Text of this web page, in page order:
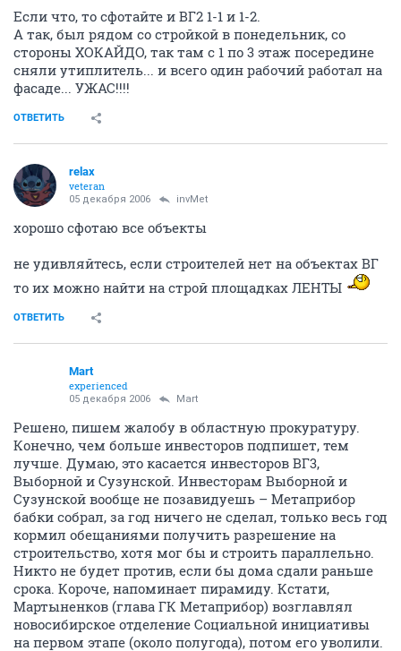
Если что, то сфотайте и ВГ2 1-1 и 1-2.
А так, был рядом со стройкой в понедельник, со
стороны ХОКАЙДО, так там с 1 по 3 этаж посередине
сняли утиплитель... и всего один рабочий работал на
фасаде... УЖАС!!!!
ОТВЕТИТЬ
relax
veteran
05 декабря 2006 invMet
хорошо сфотаю все объекты
не удивляйтесь, если строителей нет на объектах ВГ
то их можно найти на строй площадках ЛЕНТЫ
ОТВЕТИТЬ
Mart
experienced
05 декабря 2006 Mart
Решено, пишем жалобу в областную прокуратуру.
Конечно, чем больше инвесторов подпишет, тем
лучше. Думаю, это касается инвесторов ВГ3,
Выборной и Сузунской. Инвесторам Выборной и
Сузунской вообще не позавидуешь – Метаприбор
бабки собрал, за год ничего не сделал, только весь год
кормил обещаниями получить разрешение на
строительство, хотя мог бы и строить параллельно.
Никто не будет против, если бы дома сдали раньше
срока. Короче, напоминает пирамиду. Кстати,
Мартыненков (глава ГК Метаприбор) возглавлял
новосибирское отделение Социальной инициативы
на первом этапе (около полугода), потом его уволили.